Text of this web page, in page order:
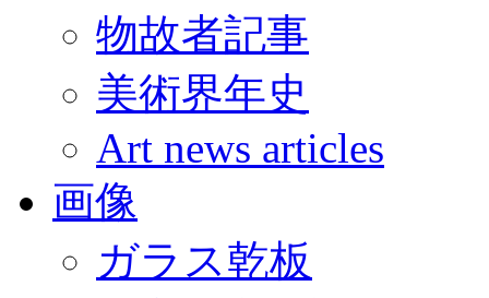
物故者記事
美術界年史
Art news articles
画像
ガラス乾板